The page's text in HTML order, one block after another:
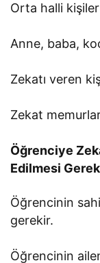
Orta halli kişiler
Anne, baba,
Zekatı veren
Zekat
Öğrenciye
Edilmesi
Öğrencinin
gerekir.
Öğrencinin